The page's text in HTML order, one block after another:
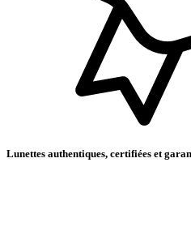
Lunettes authentiques, certifiées et